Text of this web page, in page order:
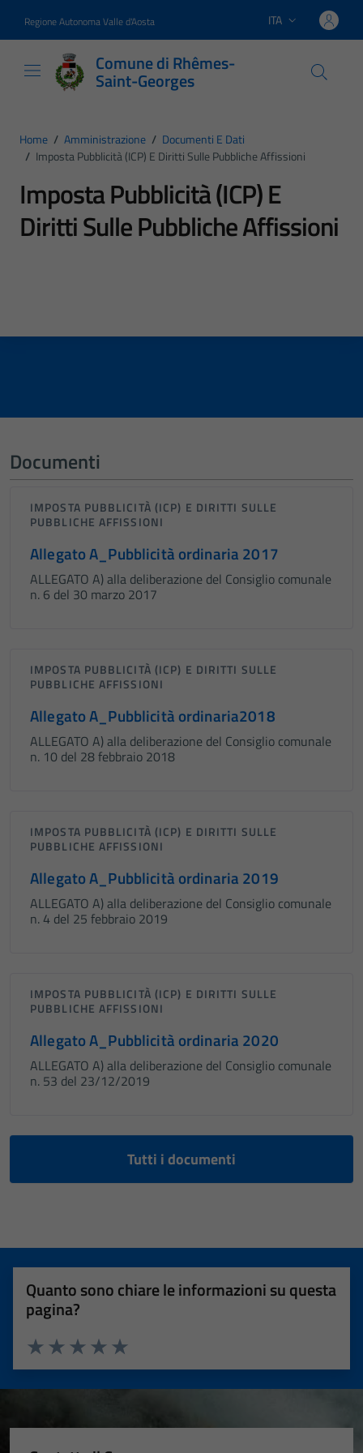
Regione Autonoma Valle d'Aosta Lingua attiva:
ITA
Comune di Rhêmes-
Saint-Georges
Home / Amministrazione / Documenti E Dati
/ Imposta Pubblicità (ICP) E Diritti Sulle Pubbliche Affissioni
Imposta Pubblicità (ICP) E
Diritti Sulle Pubbliche Affissioni
Documenti
IMPOSTA PUBBLICITÀ (ICP) E DIRITTI SULLE
PUBBLICHE AFFISSIONI
Allegato A_Pubblicità ordinaria 2017
ALLEGATO A) alla deliberazione del Consiglio comunale
n. 6 del 30 marzo 2017
IMPOSTA PUBBLICITÀ (ICP) E DIRITTI SULLE
PUBBLICHE AFFISSIONI
Allegato A_Pubblicità ordinaria2018
ALLEGATO A) alla deliberazione del Consiglio comunale
n. 10 del 28 febbraio 2018
IMPOSTA PUBBLICITÀ (ICP) E DIRITTI SULLE
PUBBLICHE AFFISSIONI
Allegato A_Pubblicità ordinaria 2019
ALLEGATO A) alla deliberazione del Consiglio comunale
n. 4 del 25 febbraio 2019
IMPOSTA PUBBLICITÀ (ICP) E DIRITTI SULLE
PUBBLICHE AFFISSIONI
Allegato A_Pubblicità ordinaria 2020
ALLEGATO A) alla deliberazione del Consiglio comunale
n. 53 del 23/12/2019
Tutti i documenti
Quanto sono chiare le informazioni su questa
pagina?
Valuta 5 stelle su 5
Valuta 4 stelle su 5
Valuta 3 stelle su 5
Valuta 2 stelle su 5
Valuta 1 stelle su 5